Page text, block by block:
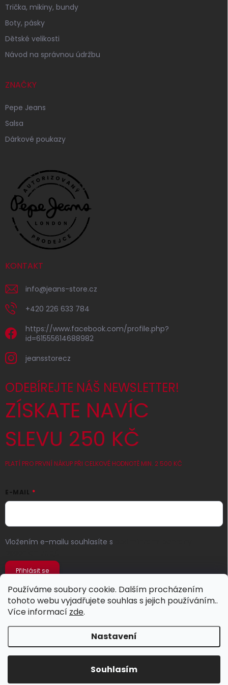
Používáme soubory cookie. Dalším procházením
tohoto webu vyjadřujete souhlas s jejich používáním..
Více informací zde.
Nastavení
Souhlasím
Trička, mikiny, bundy
Boty, pásky
Dětské velikosti
Návod na správnou údržbu
ZNAČKY
Pepe Jeans
Salsa
Dárkové poukazy
KONTAKT
info@jeans-store.cz
+420 226 633 784
https://www.facebook.com/profile.php?
id=61555614688982
jeansstorecz
ODEBÍREJTE NÁŠ NEWSLETTER!
ZÍSKATE NAVÍC
SLEVU 250 KČ
PLATÍ PRO PRVNÍ NÁKUP PŘI CELKOVÉ HODNOTĚ MIN. 2 500 KČ
E-MAIL
Vložením e-mailu souhlasíte s
Přihlásit se
Jeans Store. Všechna práva vyhrazena.